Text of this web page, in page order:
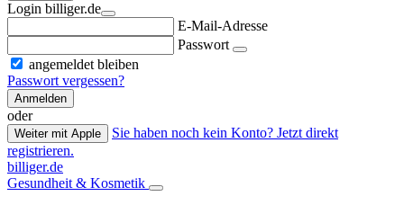
Login billiger.de
E-Mail-Adresse
Passwort
angemeldet bleiben
Passwort vergessen?
Anmelden
oder
Weiter mit Apple
Sie haben noch kein Konto? Jetzt direkt
registrieren.
billiger.de
Gesundheit & Kosmetik